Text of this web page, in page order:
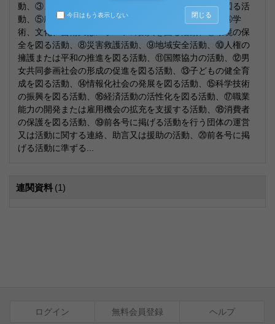
動、③まちづくりの推進を図る活動、④観光の振興を図る活
動、⑤農村漁村または中山間地域の振興を図る活動、⑥学
術、文化、芸術又はスポーツの振興を図る活動、⑦環境の保
全を図る活動、⑧災害救護活動、⑨地域安全活動、⑩人権の
擁護または平和の推進を図る活動、⑪国際協力の活動、⑫男
女共同参画社会の形成の促進を図る活動、⑬子どもの健全育
成を図る活動、⑭情報化社会の発展を図る活動、⑮科学技術
の振興を図る活動、⑯経済活動の活性化を図る活動、⑰職業
能力の開発または雇用機会の拡充を支援する活動、⑱消費者
の保護を図る活動、⑲前各号に掲げる活動を行う団体の運営
又は活動に関する連絡、助言又は援助の活動、⑳前各号に掲
げる活動に準ずる...
連関資料 (1)
ログイン 無料会員登録 ヘルプ
今日はもう表示しない 閉じる